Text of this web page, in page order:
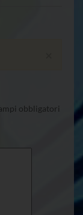
obbligatori